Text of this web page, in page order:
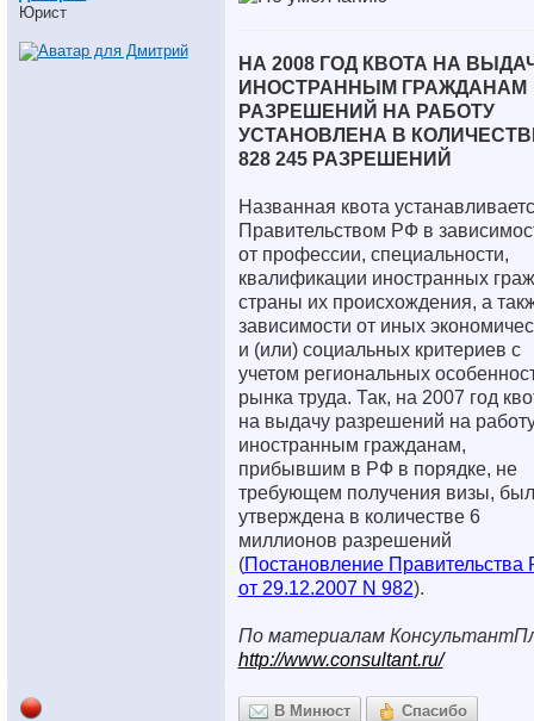
Юрист
НА 2008 ГОД КВОТА НА
ИНОСТРАННЫМ ГРАЖДАНАМ
РАЗРЕШЕНИЙ НА РАБОТУ
УСТАНОВЛЕНА В
828 245 РАЗРЕШЕНИЙ
Названная квота
Правительством РФ в
от профессии, специальности,
квалификации иностранных
страны их происхождения, а
зависимости от иных
и (или) социальных критериев с
учетом региональных
рынка труда. Так, на 2007 год
на выдачу разрешений на
иностранным гражданам,
прибывшим в РФ в порядке, не
требующем получения визы,
утверждена в количестве 6
миллионов разрешений
(Постановление Правительства
от 29.12.2007 N 982).
По материалам
http://www.consultant.ru/
В Минюст Спасибо